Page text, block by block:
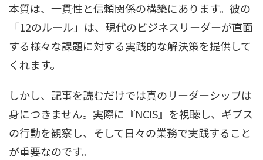
本質は、一貫性と信頼関係の構築にあります。彼の
「12のルール」は、現代のビジネスリーダーが直面
する様々な課題に対する実践的な解決策を提供して
くれます。
しかし、記事を読むだけでは真のリーダーシップは
身につきません。実際に『NCIS』を視聴し、ギブス
の行動を観察し、そして日々の業務で実践すること
が重要なのです。